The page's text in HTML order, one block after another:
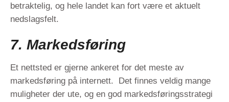
betraktelig, og hele landet kan fort være et aktuelt
nedslagsfelt.
7. Markedsføring
Et nettsted er gjerne ankeret for det meste av
markedsføring på internett. Det finnes veldig mange
muligheter der ute, og en god markedsføringsstrategi